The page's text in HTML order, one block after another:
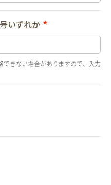
いずれか ★
きない場合がありますので、入力